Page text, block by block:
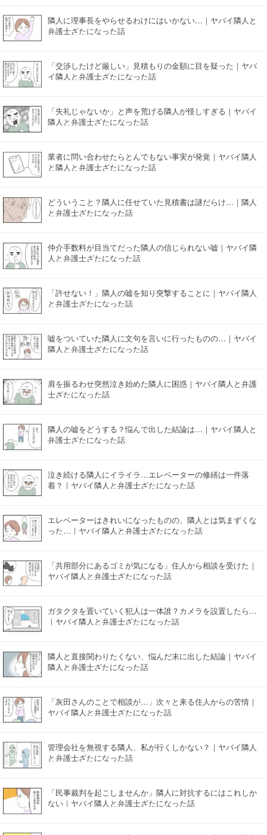
隣人に理事長をやらせるわけにはいかない…｜ヤバイ隣人と
弁護士ざたになった話
「交渉したけど厳しい」見積もりの金額に目を疑った｜ヤバ
イ隣人と弁護士ざたになった話
「失礼じゃないか」と声を荒げる隣人が怪しすぎる｜ヤバイ
隣人と弁護士ざたになった話
業者に問い合わせたらとんでもない事実が発覚｜ヤバイ隣人
と隣人と弁護士ざたになった話
どういうこと？隣人に任せていた見積書は謎だらけ…｜隣人
と弁護士ざたになった話
仲介手数料が目当てだった隣人の信じられない嘘｜ヤバイ隣
人と弁護士ざたになった話
「許せない！」隣人の嘘を知り突撃することに｜ヤバイ隣人
と弁護士ざたになった話
嘘をついていた隣人に文句を言いに行ったものの…｜ヤバイ
隣人と弁護士ざたになった話
肩を振るわせ突然泣き始めた隣人に困惑｜ヤバイ隣人と弁護
士ざたになった話
隣人の嘘をどうする？悩んで出した結論は…｜ヤバイ隣人と
弁護士ざたになった話
泣き続ける隣人にイライラ…エレベーターの修繕は一件落
着？｜ヤバイ隣人と弁護士ざたになった話
エレベーターはきれいになったものの、隣人とは気まずくな
った…｜ヤバイ隣人と弁護士ざたになった話
「共用部分にあるゴミが気になる」住人から相談を受けた｜
ヤバイ隣人と弁護士ざたになった話
ガタクタを置いていく犯人は一体誰？カメラを設置したら…
｜ヤバイ隣人と弁護士ざたになった話
隣人と直接関わりたくない、悩んだ末に出した結論｜ヤバイ
隣人と弁護士ざたになった話
「灰田さんのことで相談が…」次々と来る住人からの苦情｜
ヤバイ隣人と弁護士ざたになった話
管理会社を無視する隣人、私が行くしかない？｜ヤバイ隣人
と弁護士ざたになった話
「民事裁判を起こしませんか」隣人に対抗するにはこれしか
ない｜ヤバイ隣人と弁護士ざたになった話